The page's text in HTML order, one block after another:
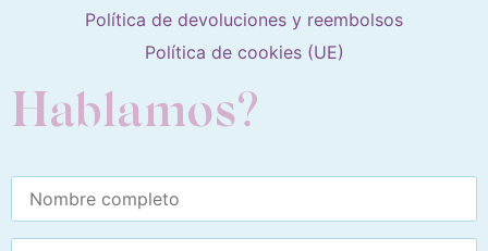
Política de devoluciones y reembolsos
Política de cookies (UE)
Hablamos?